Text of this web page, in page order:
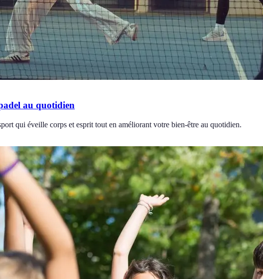
au quotidien
qui éveille corps et esprit tout en améliorant votre bien-être au quotidien.